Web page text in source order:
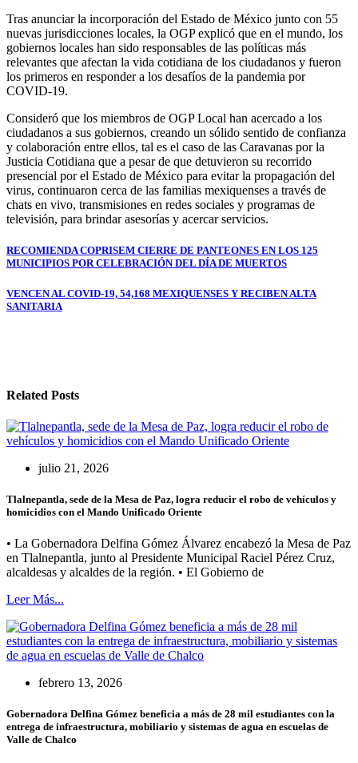
Tras anunciar la incorporación del Estado de México junto con 55
nuevas jurisdicciones locales, la OGP explicó que en el mundo, los
gobiernos locales han sido responsables de las políticas más
relevantes que afectan la vida cotidiana de los ciudadanos y fueron
los primeros en responder a los desafíos de la pandemia por
COVID-19.
Consideró que los miembros de OGP Local han acercado a los
ciudadanos a sus gobiernos, creando un sólido sentido de confianza
y colaboración entre ellos, tal es el caso de las Caravanas por la
Justicia Cotidiana que a pesar de que detuvieron su recorrido
presencial por el Estado de México para evitar la propagación del
virus, continuaron cerca de las familias mexiquenses a través de
chats en vivo, transmisiones en redes sociales y programas de
televisión, para brindar asesorías y acercar servicios.
Navegación
de
entradas
RECOMIENDA COPRISEM CIERRE DE PANTEONES EN LOS 125
MUNICIPIOS POR CELEBRACIÓN DEL DÍA DE MUERTOS
VENCEN AL COVID-19, 54,168 MEXIQUENSES Y RECIBEN ALTA
SANITARIA
Related Posts
julio 21, 2026
Tlalnepantla, sede de la Mesa de Paz, logra reducir el robo de vehículos y
homicidios con el Mando Unificado Oriente
• La Gobernadora Delfina Gómez Álvarez encabezó la Mesa de Paz
en Tlalnepantla, junto al Presidente Municipal Raciel Pérez Cruz,
alcaldesas y alcaldes de la región. • El Gobierno de
Leer Más...
febrero 13, 2026
Gobernadora Delfina Gómez beneficia a más de 28 mil estudiantes con la
entrega de infraestructura, mobiliario y sistemas de agua en escuelas de
Valle de Chalco